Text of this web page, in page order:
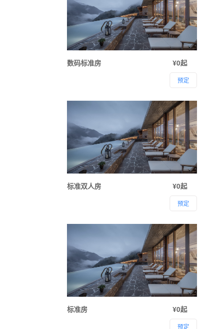
数码标准房 ¥0起
预定
标准双人房 ¥0起
预定
标准房 ¥0起
预定